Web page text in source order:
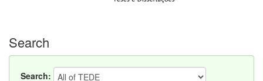
Search
Search: